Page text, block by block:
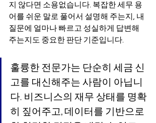
지 않다면 소용없습니다. 복잡한 세무 용
어를 쉬운 말로 풀어서 설명해 주는지, 내
질문에 얼마나 빠르고 성실하게 답변해
주는지도 중요한 판단 기준입니다.
훌륭한 전문가는 단순히 세금 신
고를 대신해주는 사람이 아닙니
다. 비즈니스의 재무 상태를 명확
히 짚어주고, 데이터를 기반으로